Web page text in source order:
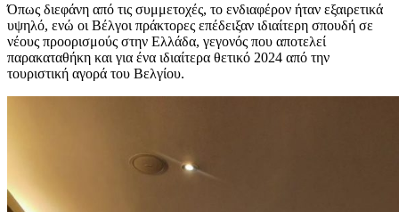
Όπως διεφάνη από τις συμμετοχές, το ενδιαφέρον ήταν εξαιρετικά
υψηλό, ενώ οι Βέλγοι πράκτορες επέδειξαν ιδιαίτερη σπουδή σε
νέους προορισμούς στην Ελλάδα, γεγονός που αποτελεί
παρακαταθήκη και για ένα ιδιαίτερα θετικό 2024 από την
τουριστική αγορά του Βελγίου.